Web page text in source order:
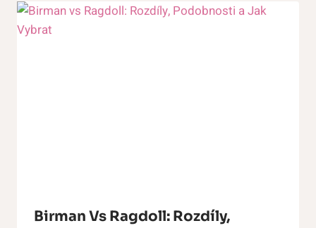
Birman Vs Ragdoll: Rozdíly,